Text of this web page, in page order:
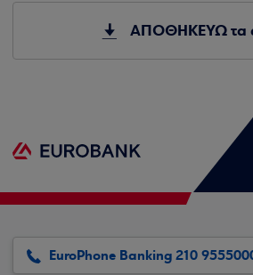
ΑΠΟΘΗΚΕΥΩ τα
EuroPhone Banking 210